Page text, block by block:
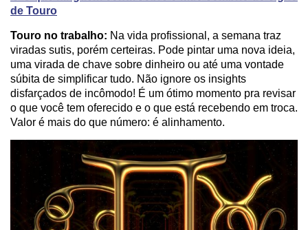
de Touro
Touro no trabalho: Na vida profissional, a semana traz
viradas sutis, porém certeiras. Pode pintar uma nova ideia,
uma virada de chave sobre dinheiro ou até uma vontade
súbita de simplificar tudo. Não ignore os insights
disfarçados de incômodo! É um ótimo momento pra revisar
o que você tem oferecido e o que está recebendo em troca.
Valor é mais do que número: é alinhamento.